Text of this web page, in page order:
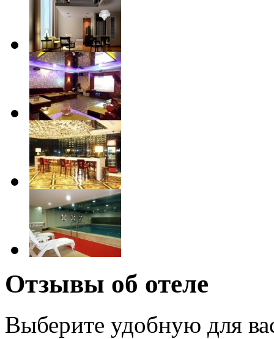
Отзывы об отеле
Выберите удобную для